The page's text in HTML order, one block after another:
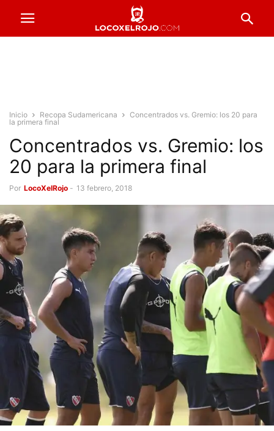
Inicio Recopa Sudamericana
Concentrados vs. Gremio: los 20 para
la primera final
Concentrados vs. Gremio: los
20 para la primera final
Por LocoXelRojo - 13 febrero, 2018